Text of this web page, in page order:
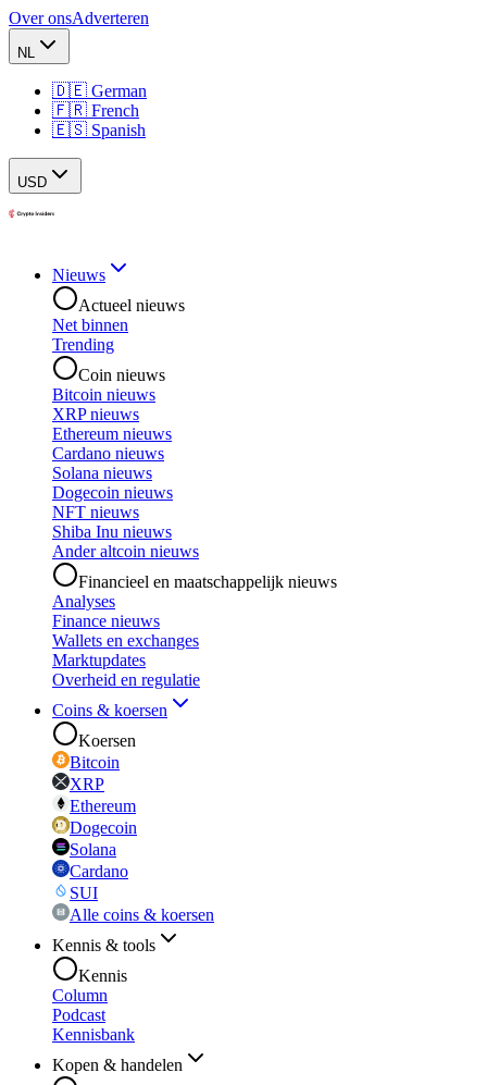
Over onsAdverteren
NL
🇩🇪 German
🇫🇷 French
🇪🇸 Spanish
USD
Nieuws
Actueel nieuws
Net binnen
Trending
Coin nieuws
Bitcoin nieuws
XRP nieuws
Ethereum nieuws
Cardano nieuws
Solana nieuws
Dogecoin nieuws
NFT nieuws
Shiba Inu nieuws
Ander altcoin nieuws
Financieel en maatschappelijk nieuws
Analyses
Finance nieuws
Wallets en exchanges
Marktupdates
Overheid en regulatie
Coins & koersen
Koersen
Bitcoin
XRP
Ethereum
Dogecoin
Solana
Cardano
SUI
Alle coins & koersen
Kennis & tools
Kennis
Column
Podcast
Kennisbank
Kopen & handelen